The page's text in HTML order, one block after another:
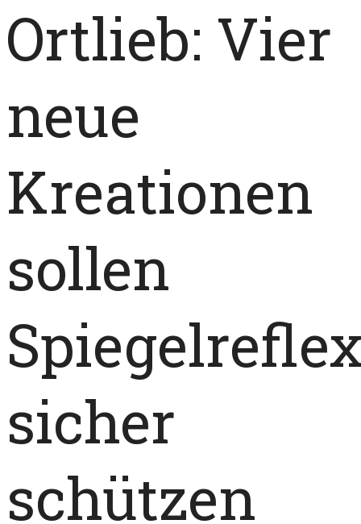
Ortlieb: Vier
neue
Kreationen
sollen
sicher
schützen